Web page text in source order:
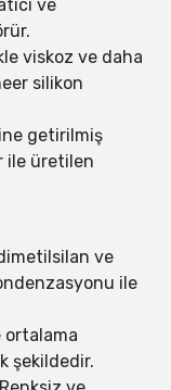
ve
viskoz ve daha
silikon
getirilmiş
ile üretilen
ve
ile
ortalama
şekildedir.